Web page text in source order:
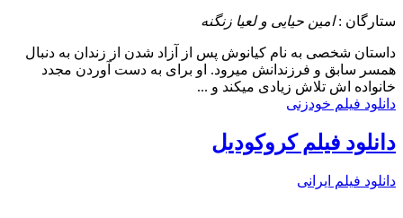
ستارگان :امین حیایی و لعیا زنگنه
داستان شخصی به نام کیانوش پس از آزاد شدن از زندان به دنبال
همسر سابق و فرزندانش میرود. او برای به دست آوردن مجدد
خانواده اش تلاش زیادی میکند و ...
دانلود فیلم خودزنی
دانلود فیلم کروکودیل
دانلود فیلم ایرانی